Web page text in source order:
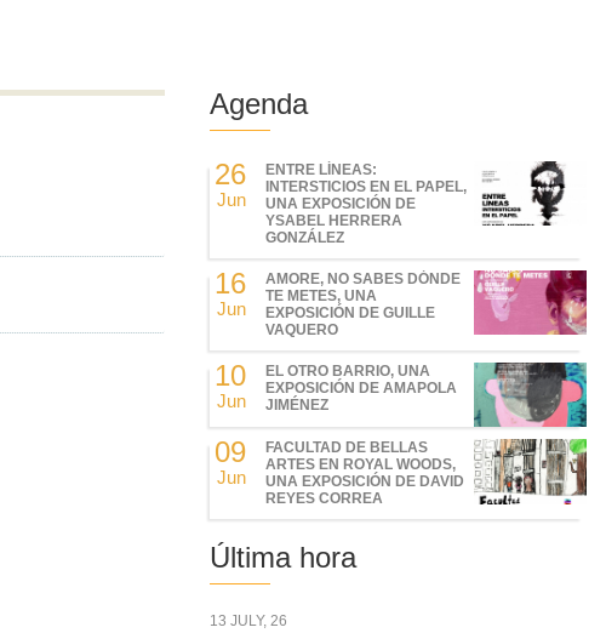
Agenda
26
Jun
ENTRE LÍNEAS:
INTERSTICIOS EN EL PAPEL,
UNA EXPOSICIÓN DE
YSABEL HERRERA
GONZÁLEZ
16
Jun
AMORE, NO SABES DÓNDE
TE METES, UNA
EXPOSICIÓN DE GUILLE
VAQUERO
10
Jun
EL OTRO BARRIO, UNA
EXPOSICIÓN DE AMAPOLA
JIMÉNEZ
09
Jun
FACULTAD DE BELLAS
ARTES EN ROYAL WOODS,
UNA EXPOSICIÓN DE DAVID
REYES CORREA
Última hora
13 JULY, 26